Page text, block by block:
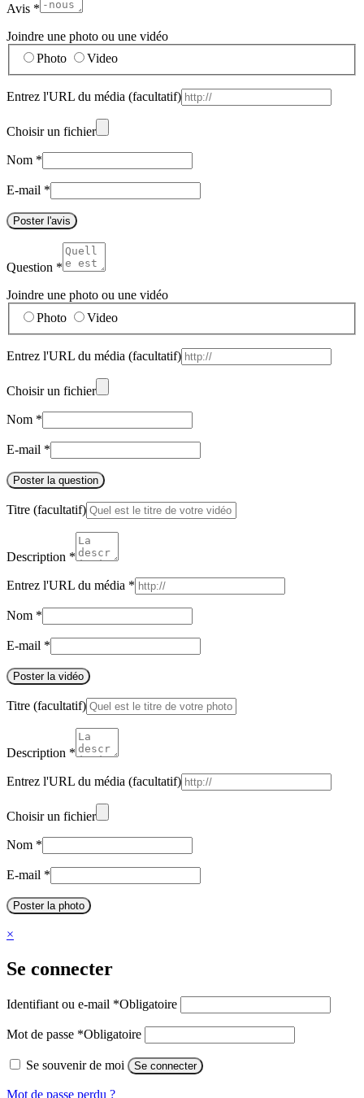
Avis *
Joindre une photo ou une vidéo
Photo
Video
Entrez l'URL du média (facultatif)
Choisir un fichier
Nom *
E-mail *
Poster l'avis
Question *
Joindre une photo ou une vidéo
Photo
Video
Entrez l'URL du média (facultatif)
Choisir un fichier
Nom *
E-mail *
Poster la question
Titre (facultatif)
Description *
Entrez l'URL du média *
Nom *
E-mail *
Poster la vidéo
Titre (facultatif)
Description *
Entrez l'URL du média (facultatif)
Choisir un fichier
Nom *
E-mail *
Poster la photo
×
Se connecter
Identifiant ou e-mail *Obligatoire
Mot de passe *Obligatoire
Se souvenir de moi Se connecter
Mot de passe perdu ?